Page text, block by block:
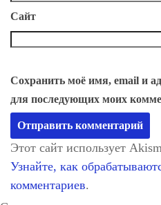
Сайт
Сохранить моё имя, email и
для последующих моих
Этот сайт использует
Узнайте, как
комментариев.